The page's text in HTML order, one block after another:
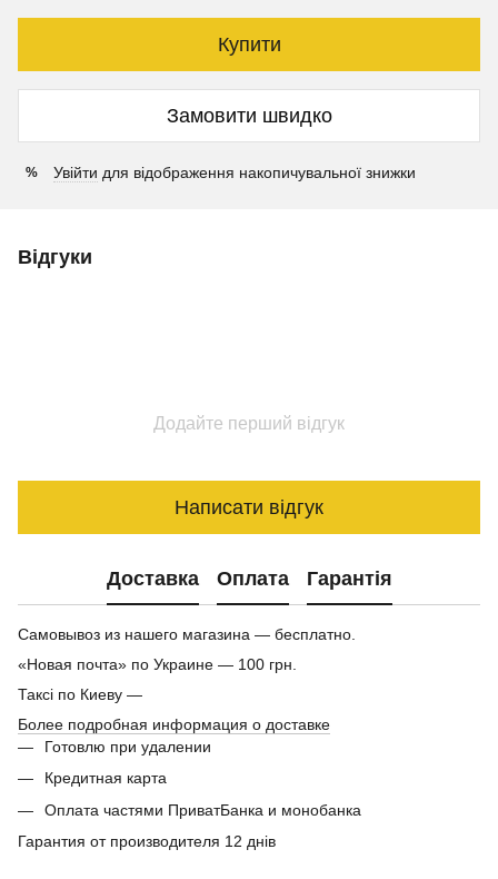
Купити
Замовити швидко
% Увійти для відображення накопичувальної знижки
Відгуки
Додайте перший відгук
Написати відгук
Доставка Оплата Гарантія
Самовывоз из нашего магазина — бесплатно.
«Новая почта» по Украине — 100 грн.
Таксі по Киеву —
Более подробная информация о доставке
Готовлю при удалении
Кредитная карта
Оплата частями ПриватБанка и монобанка
Гарантия от производителя 12 днів